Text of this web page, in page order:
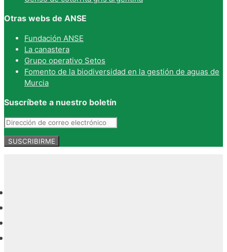
Otras webs de ANSE
Fundación ANSE
La canastera
Grupo operativo Setos
Fomento de la biodiversidad en la gestión de aguas de
Murcia
Suscríbete a nuestro boletín